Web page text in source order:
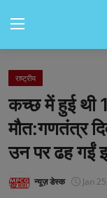
Contact
मध्यप्रदेश
जॉब्स
राष्ट्रीय
राष्ट्रीय
कच्छ में हुई थी
मौत:गणतंत्र
उन पर ढह गईं
न्यूज़ डेस्क Jan